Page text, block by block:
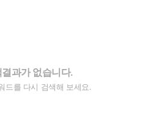
과가 없습니다.
드를 다시 검색해 보세요.